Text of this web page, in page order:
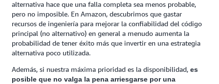
alternativa hace que una falla completa sea menos probable,
pero no imposible. En Amazon, descubrimos que gastar
recursos de ingeniería para mejorar la confiabilidad del código
principal (no alternativo) en general a menudo aumenta la
probabilidad de tener éxito más que invertir en una estrategia
alternativa poco utilizada.
Además, si nuestra máxima prioridad es la disponibilidad, es
posible que no valga la pena arriesgarse por una